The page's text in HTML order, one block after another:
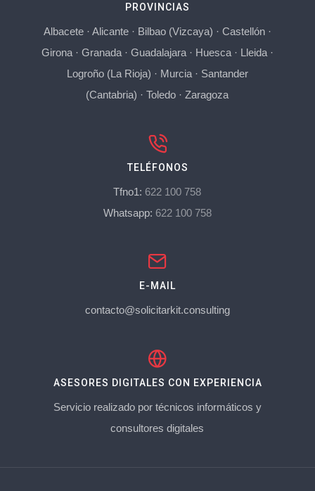
PROVINCIAS
Albacete· Alicante· Bilbao (Vizcaya) · Castellón·
Girona· Granada· Guadalajara· Huesca· Lleida·
Logroño (La Rioja) · Murcia· Santander
(Cantabria) ·Toledo ·Zaragoza
TELÉFONOS
Tfno1: 622 100 758
Whatsapp: 622 100 758
E-MAIL
contacto@solicitarkit.consulting
ASESORES DIGITALES CON EXPERIENCIA
Servicio realizado por técnicos informáticos y
consultores digitales